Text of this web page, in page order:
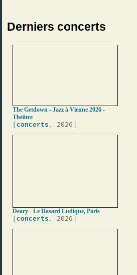
Derniers concerts
The Getdown - Jazz à Vienne 2026 -
Théâtre
[concerts , 2026]
Deary - Le Hasard Ludique, Paris
[concerts , 2026]